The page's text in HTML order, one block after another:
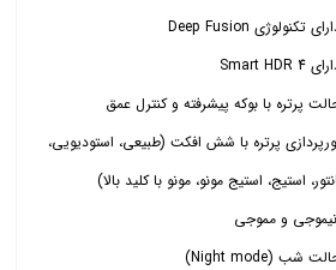
-دارای تکنولوژی Deep Fusion
پرتره با شش افکت (طبیعی، استودیویی،
کانتور، استیج، استیج مونو، مونو با کلید بالا)
-حالت شب (Night mode)